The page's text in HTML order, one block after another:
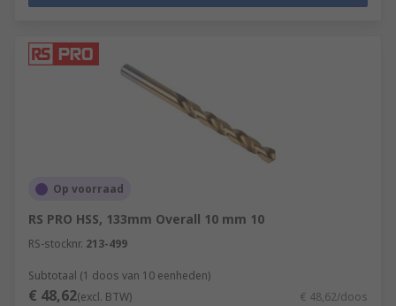
Op voorraad
RS PRO HSS, 133mm Overall 10 mm 10
RS-stocknr. 213-499
Subtotaal (1 doos van 10 eenheden)
€ 48,62(excl. BTW) € 48,62/doos